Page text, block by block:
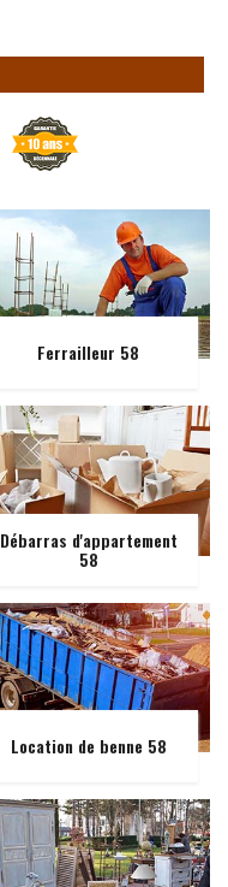
Ferrailleur 58
Débarras d'appartement
58
Location de benne 58